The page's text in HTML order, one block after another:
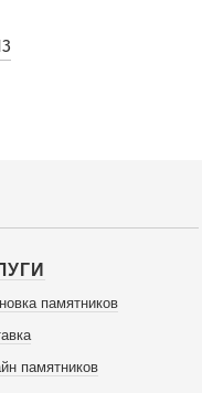
памятников
памятников